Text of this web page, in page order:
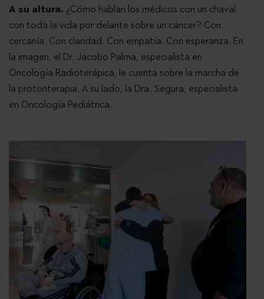
A su altura. ¿Cómo hablan los médicos con un chaval
con toda la vida por delante sobre un cáncer? Con
cercanía. Con claridad. Con empatía. Con esperanza. En
la imagen, el Dr. Jacobo Palma, especialista en
Oncología Radioterápica, le cuenta sobre la marcha de
la protonterapia. A su lado, la Dra. Segura, especialista
en Oncología Pediátrica.